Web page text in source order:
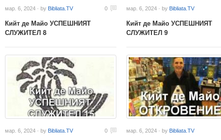
мар. 6, 2024 · by Bibliata.TV 0
Кийт де Майо УСПЕШНИЯТ
СЛУЖИТЕЛ 8
мар. 6, 2024 · by Bibliata.TV
Кийт де Майо УСПЕШНИЯТ
СЛУЖИТЕЛ 9
мар. 6, 2024 · by Bibliata.TV 0 мар. 6, 2024 · by Bibliata.TV